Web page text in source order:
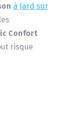
à Jard sur
Confort
risque